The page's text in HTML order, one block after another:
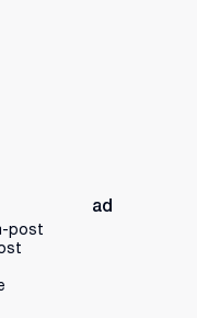
post
ad